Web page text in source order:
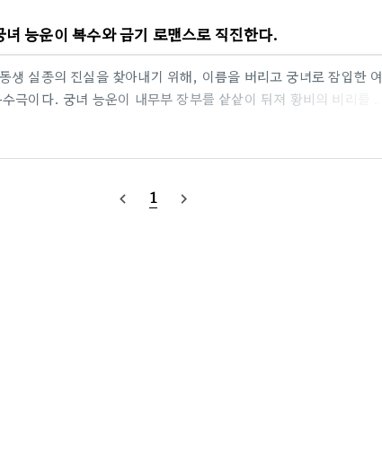
능운이 복수와 금기 로맨스로 직진한다.
생 실종의 진실을 찾아내기 위해, 이름을 버리고 궁녀로 잠입한 여
극이다. 궁녀 능운이 내무부 장부를 샅샅이 뒤져 황비의 비리를 끄
의 욕망과 생존 본능을 날 서게 드러낸다. 30부작, 회당 약 15분의
전 기본정보아시아N 후궁능운전 예고편 제목: 후궁능운전 (后宫
스, 숏드라마각본: 왕준호(王俊皓)감독: 양세도(杨世韬..
navigate_before 1 navigate_next